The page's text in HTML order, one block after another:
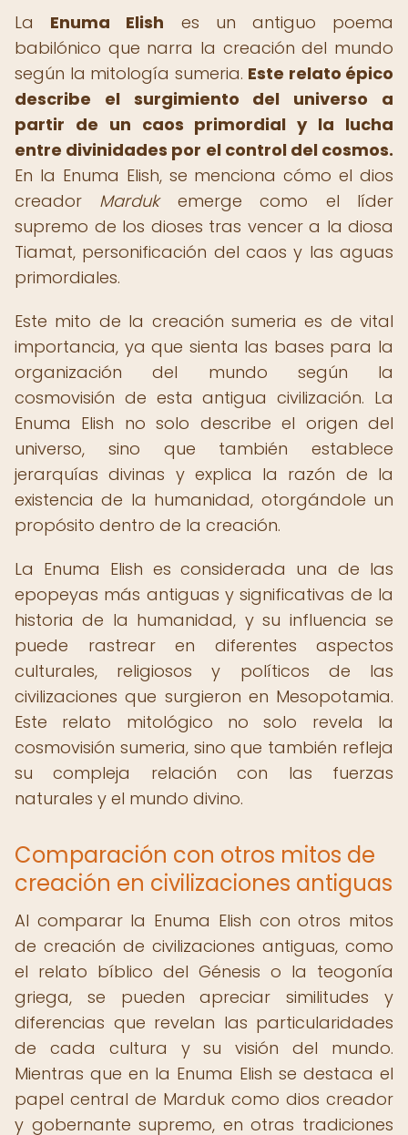
La Enuma Elish es un antiguo poema
babilónico que narra la creación del mundo
según la mitología sumeria. Este relato épico
describe el surgimiento del universo a
partir de un caos primordial y la lucha
entre divinidades por el control del cosmos.
En la Enuma Elish, se menciona cómo el dios
creador Mardukemerge como el líder
supremo de los dioses tras vencer a la diosa
Tiamat, personificación del caos y las aguas
primordiales.
Este mito de la creación sumeria es de vital
importancia, ya que sienta las bases para la
organización del mundo según la
cosmovisión de esta antigua civilización. La
Enuma Elish no solo describe el origen del
universo, sino que también establece
jerarquías divinas y explica la razón de la
existencia de la humanidad, otorgándole un
propósito dentro de la creación.
La Enuma Elish es considerada una de las
epopeyas más antiguas y significativas de la
historia de la humanidad, y su influencia se
puede rastrear en diferentes aspectos
culturales, religiosos y políticos de las
civilizaciones que surgieron en Mesopotamia.
Este relato mitológico no solo revela la
cosmovisión sumeria, sino que también refleja
su compleja relación con las fuerzas
naturales y el mundo divino.
Comparación con otros mitos de
creación en civilizaciones antiguas
Al comparar la Enuma Elish con otros mitos
de creación de civilizaciones antiguas, como
el relato bíblico del Génesis o la teogonía
griega, se pueden apreciar similitudes y
diferencias que revelan las particularidades
de cada cultura y su visión del mundo.
Mientras que en la Enuma Elish se destaca el
papel central de Marduk como dios creador
y gobernante supremo, en otras tradiciones